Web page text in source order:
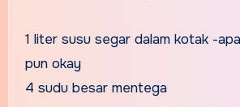
1 liter susu segar dalam kotak -
pun okay
4 sudu besar mentega